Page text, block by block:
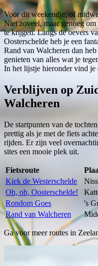
Voor dit weekendje, of
Niet zoveel, maar genoeg
te krijgen. Langs de oevers
Oosterschelde heb je een
Rand van Walcheren dan
genieten van alles wat je
In het lijstje hieronder vind je
Verblijven op
Walcheren
De startpunten van de
prettig als je met de fiets
rijden. Er zijn veel
sites een mooie plek uit.
Fietsroute
Kiek de Westerschelde
Oh, oh, Oosterschelde!
Rondom Goes
's
Rand van Walcheren
Ga voor meer routes in